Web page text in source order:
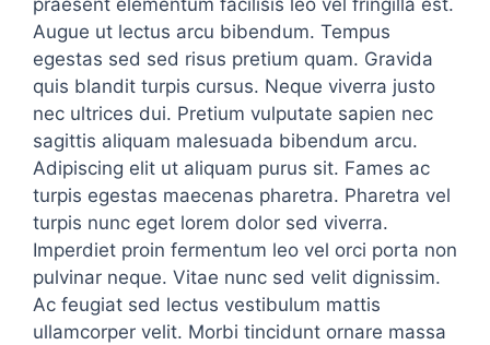
praesent elementum facilisis leo vel fringilla est.
Augue ut lectus arcu bibendum. Tempus
egestas sed sed risus pretium quam. Gravida
quis blandit turpis cursus. Neque viverra justo
nec ultrices dui. Pretium vulputate sapien nec
sagittis aliquam malesuada bibendum arcu.
Adipiscing elit ut aliquam purus sit. Fames ac
turpis egestas maecenas pharetra. Pharetra vel
turpis nunc eget lorem dolor sed viverra.
Imperdiet proin fermentum leo vel orci porta non
pulvinar neque. Vitae nunc sed velit dignissim.
Ac feugiat sed lectus vestibulum mattis
ullamcorper velit. Morbi tincidunt ornare massa